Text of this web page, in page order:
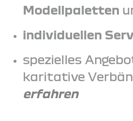
Modellpaletten
individuellen
spezielles
karitative
erfahren